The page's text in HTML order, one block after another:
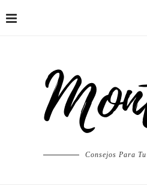
Consejos Para